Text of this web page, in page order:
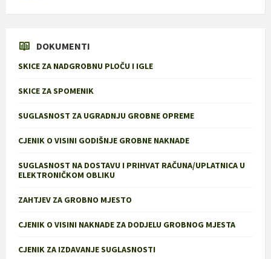
DOKUMENTI
SKICE ZA NADGROBNU PLOČU I IGLE
SKICE ZA SPOMENIK
SUGLASNOST ZA UGRADNJU GROBNE OPREME
CJENIK O VISINI GODIŠNJE GROBNE NAKNADE
SUGLASNOST NA DOSTAVU I PRIHVAT RAČUNA/UPLATNICA U
ELEKTRONIČKOM OBLIKU
ZAHTJEV ZA GROBNO MJESTO
CJENIK O VISINI NAKNADE ZA DODJELU GROBNOG MJESTA
CJENIK ZA IZDAVANJE SUGLASNOSTI